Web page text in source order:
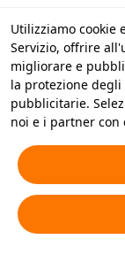
Utilizziamo cookie
Servizio, offrire
migliorare e
la protezione
pubblicitarie.
noi e i partner con
pubblicitari.
cookie non
accettare o
sotto o in
Per ulteriori
Cookie e sulle